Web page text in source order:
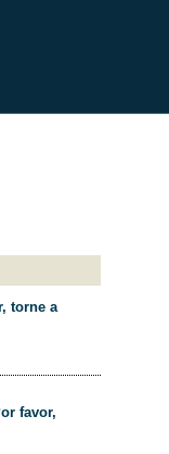
torne a
favor,